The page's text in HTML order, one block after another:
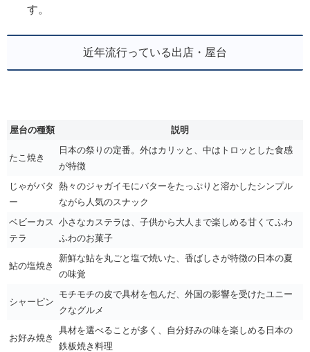
す。
近年流行っている出店・屋台
屋台の種類 説明
たこ焼き
日本の祭りの定番。外はカリッと、中はトロッとした食感
が特徴
じゃがバタ
ー
熱々のジャガイモにバターをたっぷりと溶かしたシンプル
ながら人気のスナック
ベビーカス
テラ
小さなカステラは、子供から大人まで楽しめる甘くてふわ
ふわのお菓子
鮎の塩焼き
新鮮な鮎を丸ごと塩で焼いた、香ばしさが特徴の日本の夏
の味覚
シャーピン
モチモチの皮で具材を包んだ、外国の影響を受けたユニー
クなグルメ
お好み焼き
具材を選べることが多く、自分好みの味を楽しめる日本の
鉄板焼き料理